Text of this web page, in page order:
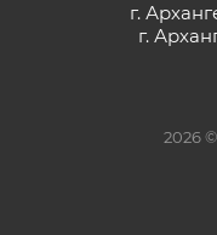
г.
г.
2026